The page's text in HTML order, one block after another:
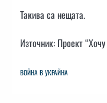
Такива са нещата.
Източник: Проект
ВОЙНА В УКРАЙНА